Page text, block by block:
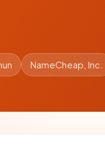
NameCheap, Inc.